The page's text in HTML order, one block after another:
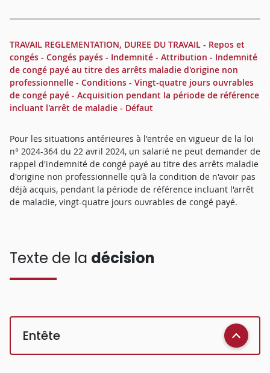
TRAVAIL REGLEMENTATION, DUREE DU TRAVAIL - Repos et
congés - Congés payés - Indemnité - Attribution - Indemnité
de congé payé au titre des arrêts maladie d'origine non
professionnelle - Conditions - Vingt-quatre jours ouvrables
de congé payé - Acquisition pendant la période de référence
incluant l'arrêt de maladie - Défaut
Pour les situations antérieures à l'entrée en vigueur de la loi
n° 2024-364 du 22 avril 2024, un salarié ne peut demander de
rappel d'indemnité de congé payé au titre des arrêts maladie
d'origine non professionnelle qu'à la condition de n'avoir pas
déjà acquis, pendant la période de référence incluant l'arrêt
de maladie, vingt-quatre jours ouvrables de congé payé.
Texte de la décision
Entête